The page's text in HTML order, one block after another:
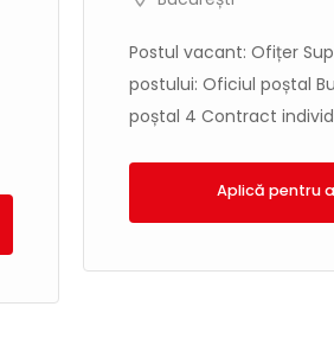
Postul vacant: Ofițer
postului: Oficiul poștal
poștal 4 Contract